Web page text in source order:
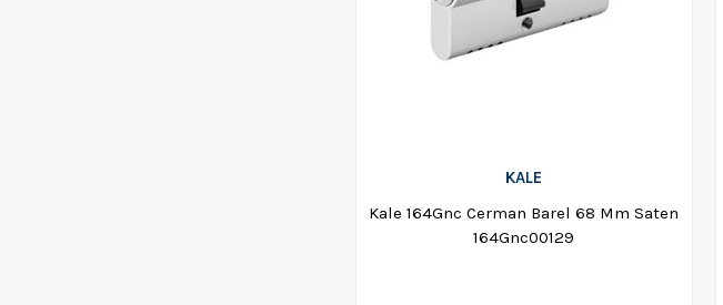
KALE
Kale 164Gnc Cerman Barel 68 Mm Saten
164Gnc00129